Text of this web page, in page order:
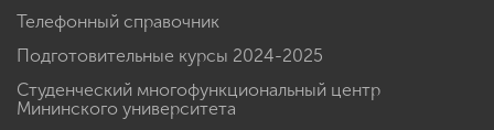
Телефонный справочник
Подготовительные курсы 2024-2025
Студенческий многофункциональный центр
Мининского университета